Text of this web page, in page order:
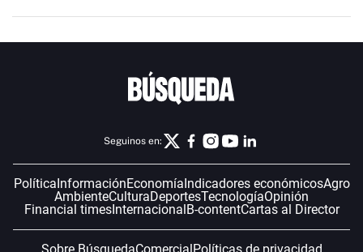
Seguinos en:
PolíticaInformaciónEconomíaIndicadores económicosAgro
AmbienteCulturaDeportesTecnologíaOpinión
Financial timesInternacionalB-contentCartas al Director